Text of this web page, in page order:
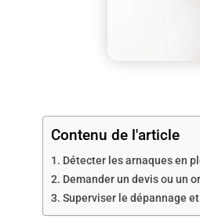
Contenu de l'article
Détecter les arnaques en
Demander un devis ou un
Superviser le dépannage